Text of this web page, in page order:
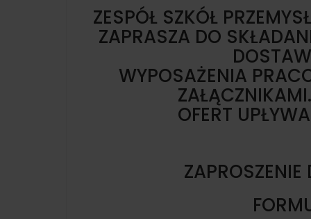
ZESPÓŁ SZKÓŁ
ZAPRASZA DO
WYPOSAŻENIA
OFERT